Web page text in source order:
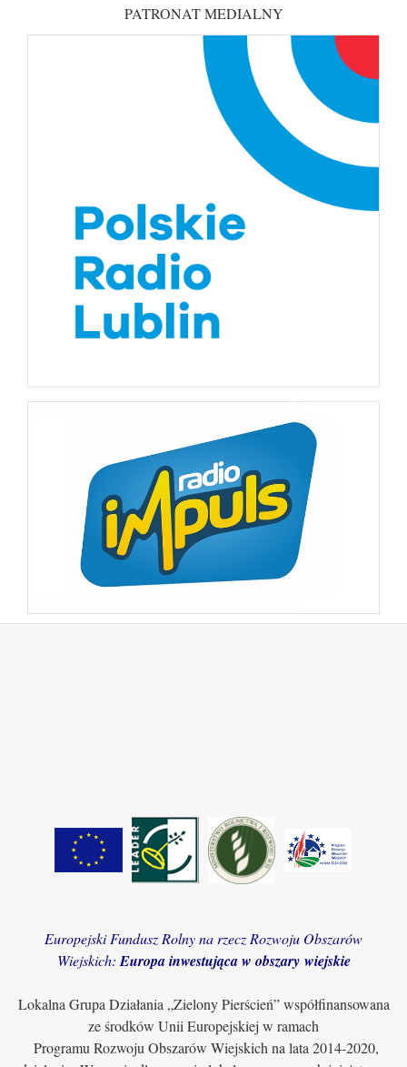
PATRONAT MEDIALNY
Europejski Fundusz Rolny na rzecz Rozwoju Obszarów
Wiejskich: Europa inwestująca w obszary wiejskie
Lokalna Grupa Działania „Zielony Pierścień” współfinansowana
ze środków Unii Europejskiej w ramach
Programu Rozwoju Obszarów Wiejskich na lata 2014-2020,